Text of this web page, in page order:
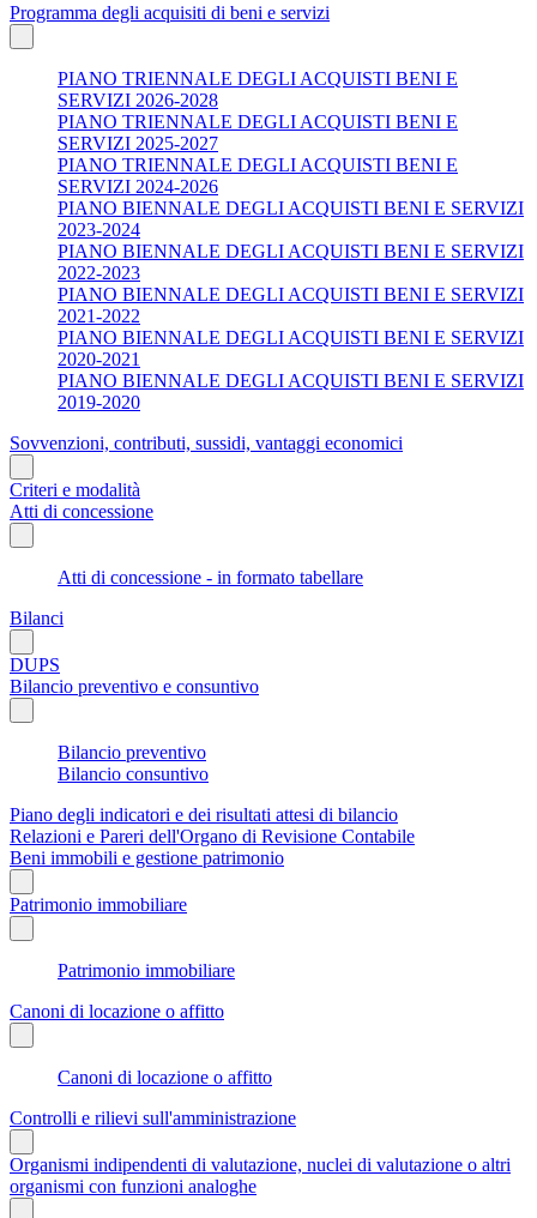
Programma degli acquisiti di beni e servizi
PIANO TRIENNALE DEGLI ACQUISTI BENI E
SERVIZI 2026-2028
PIANO TRIENNALE DEGLI ACQUISTI BENI E
SERVIZI 2025-2027
PIANO TRIENNALE DEGLI ACQUISTI BENI E
SERVIZI 2024-2026
PIANO BIENNALE DEGLI ACQUISTI BENI E SERVIZI
2023-2024
PIANO BIENNALE DEGLI ACQUISTI BENI E SERVIZI
2022-2023
PIANO BIENNALE DEGLI ACQUISTI BENI E SERVIZI
2021-2022
PIANO BIENNALE DEGLI ACQUISTI BENI E SERVIZI
2020-2021
PIANO BIENNALE DEGLI ACQUISTI BENI E SERVIZI
2019-2020
Sovvenzioni, contributi, sussidi, vantaggi economici
Criteri e modalità
Atti di concessione
Atti di concessione - in formato tabellare
Bilanci
DUPS
Bilancio preventivo e consuntivo
Bilancio preventivo
Bilancio consuntivo
Piano degli indicatori e dei risultati attesi di bilancio
Relazioni e Pareri dell'Organo di Revisione Contabile
Beni immobili e gestione patrimonio
Patrimonio immobiliare
Patrimonio immobiliare
Canoni di locazione o affitto
Canoni di locazione o affitto
Controlli e rilievi sull'amministrazione
Organismi indipendenti di valutazione, nuclei di valutazione o altri
organismi con funzioni analoghe